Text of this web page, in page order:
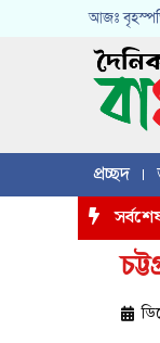
আজঃ
প্রচ্ছদ
খলিল চৌধুরীর পিতা